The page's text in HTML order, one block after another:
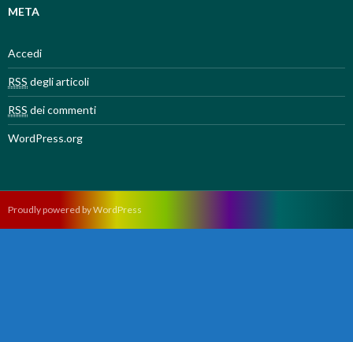
META
Accedi
RSS degli articoli
RSS dei commenti
WordPress.org
Proudly powered by WordPress